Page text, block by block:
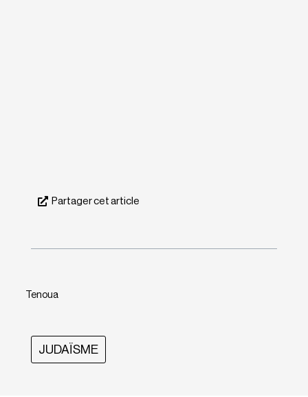
Partager cet article
Tenoua
JUDAÏSME